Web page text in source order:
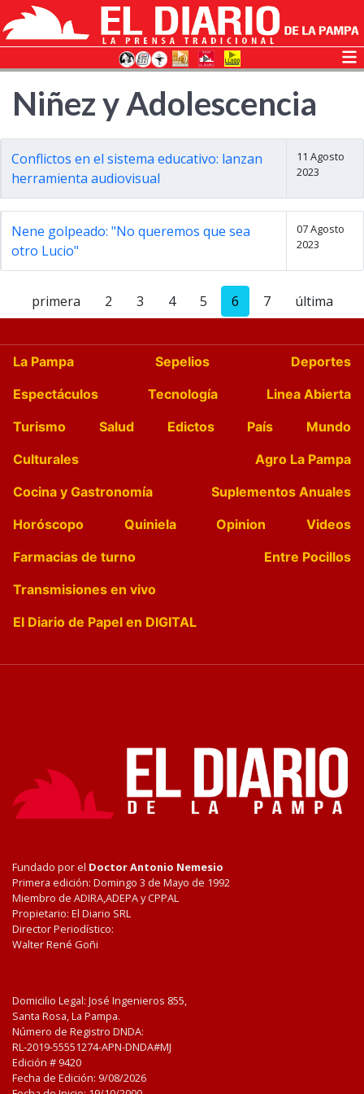
Niñez y Adolescencia
Conflictos en el sistema educativo: lanzan
herramienta audiovisual
11 Agosto
2023
Nene golpeado: "No queremos que sea
otro Lucio"
07 Agosto
2023
primera 2 3 4 5 6 7 última
La Pampa Sepelios
Deportes
Espectáculos
Tecnología
Linea Abierta
Turismo
Salud Edictos País
Mundo
Culturales
Agro La Pampa
Cocina y Gastronomía
Suplementos Anuales
Horóscopo
Quiniela Opinion
Videos
Farmacias de turno
Entre Pocillos
Transmisiones en vivo
El Diario de Papel en DIGITAL
Fundado por el Doctor Antonio Nemesio
Primera edición: Domingo 3 de Mayo de 1992
Miembro de ADIRA,ADEPA y CPPAL
Propietario: El Diario SRL
Director Periodístico:
Walter René Goñi
Domicilio Legal: José Ingenieros 855,
Santa Rosa, La Pampa.
Número de Registro DNDA:
RL-2019-55551274-APN-DNDA#MJ
Edición # 9420
Fecha de Edición: 9/08/2026